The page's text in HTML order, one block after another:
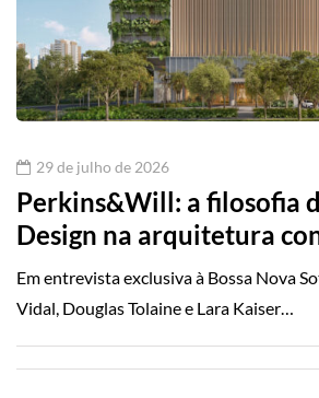
29 de julho de 2026
Perkins&Will: a filosofia
Design na arquitetura
Em entrevista exclusiva à Bossa Nova
Vidal, Douglas Tolaine e Lara Kaiser…